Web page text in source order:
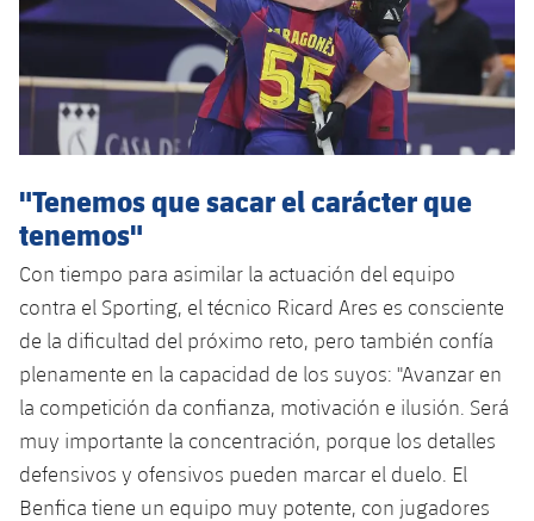
"Tenemos que sacar el carácter que
tenemos"
Con tiempo para asimilar la actuación del equipo
contra el Sporting, el técnico Ricard Ares es consciente
de la dificultad del próximo reto, pero también confía
plenamente en la capacidad de los suyos: "Avanzar en
la competición da confianza, motivación e ilusión. Será
muy importante la concentración, porque los detalles
defensivos y ofensivos pueden marcar el duelo. El
Benfica tiene un equipo muy potente, con jugadores